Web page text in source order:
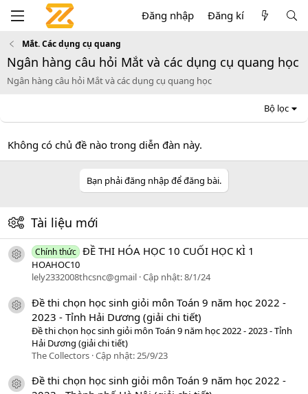
Đăng nhập Đăng kí
Mắt. Các dụng cụ quang
Ngân hàng câu hỏi Mắt và các dụng cụ quang học
Ngân hàng câu hỏi Mắt và các dụng cụ quang học
Bộ lọc
Không có chủ đề nào trong diễn đàn này.
Bạn phải đăng nhập để đăng bài.
Tài liệu mới
icon tài liệu
Chính thức ĐỀ THI HÓA HỌC 10 CUỐI HỌC KÌ 1
HOAHOC10
lely2332008thcsnc@gmail Cập nhật:8/1/24
icon tài liệu
Đề thi chọn học sinh giỏi môn Toán 9 năm học 2022 -
2023 - Tỉnh Hải Dương (giải chi tiết)
Đề thi chọn học sinh giỏi môn Toán 9 năm học 2022 - 2023 - Tỉnh
Hải Dương (giải chi tiết)
The Collectors Cập nhật:25/9/23
icon tài liệu
Đề thi chọn học sinh giỏi môn Toán 9 năm học 2022 -